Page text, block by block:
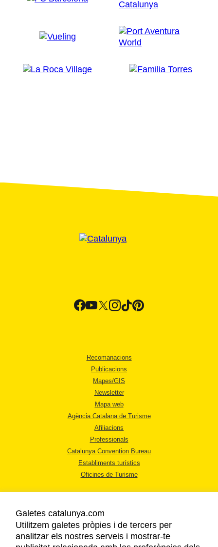
Recomanacions
Publicacions
Mapes/GIS
Newsletter
Mapa web
Agència Catalana de Turisme
Afiliacions
Professionals
Catalunya Convention Bureau
Establiments turístics
Oficines de Turisme
AVÍS LEGAL
Galetes catalunya.com
Utilitzem galetes pròpies i de tercers per
analitzar els nostres serveis i mostrar-te